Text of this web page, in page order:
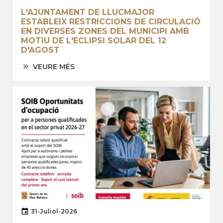
L'AJUNTAMENT DE LLUCMAJOR
ESTABLEIX RESTRICCIONS DE CIRCULACIÓ
EN DIVERSES ZONES DEL MUNICIPI AMB
MOTIU DE L'ECLIPSI SOLAR DEL 12
D'AGOST
VEURE MÉS
31-Juliol-2026